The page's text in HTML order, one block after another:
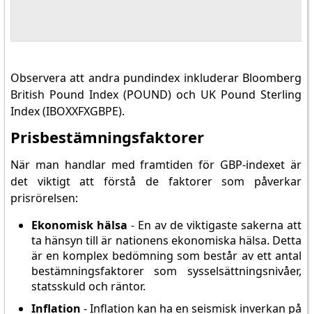
Observera att andra pundindex inkluderar Bloomberg
British Pound Index (POUND) och UK Pound Sterling
Index (IBOXXFXGBPE).
Prisbestämningsfaktorer
När man handlar med framtiden för GBP-indexet är
det viktigt att förstå de faktorer som påverkar
prisrörelsen:
Ekonomisk hälsa - En av de viktigaste sakerna att
ta hänsyn till är nationens ekonomiska hälsa. Detta
är en komplex bedömning som består av ett antal
bestämningsfaktorer som sysselsättningsnivåer,
statsskuld och räntor.
Inflation - Inflation kan ha en seismisk inverkan på